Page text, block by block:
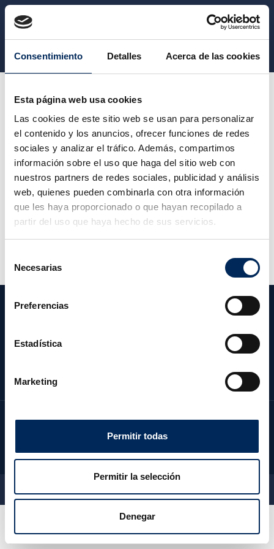
Consentimiento Detalles Acerca de las cookies
Esta página web usa cookies
Las cookies de este sitio web se usan para personalizar
el contenido y los anuncios, ofrecer funciones de redes
sociales y analizar el tráfico. Además, compartimos
información sobre el uso que haga del sitio web con
nuestros partners de redes sociales, publicidad y análisis
web, quienes pueden combinarla con otra información
que les haya proporcionado o que hayan recopilado a
partir del uso que haya hecho de sus servicios.
consentimiento
Necesarias
Preferencias
Estadística
Marketing
Permitir todas
Permitir la selección
Denegar
CATEGORY
Workwear Working trousers
WORKING TROUSERS
Sorry for the inconvenience.
Search again what you are looking for
OUR COMPANY
CONTACT US